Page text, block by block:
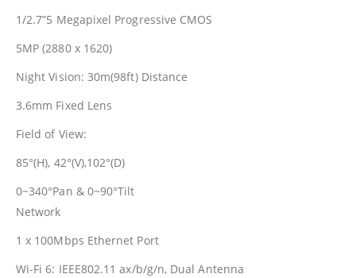
1/2.7”5 Megapixel Progressive CMOS
5MP (2880 x 1620)
Night Vision: 30m(98ft) Distance
3.6mm Fixed Lens
Field of View:
85°(H), 42°(V),102°(D)
0~340°Pan & 0~90°Tilt
Network
1 x 100Mbps Ethernet Port
Wi-Fi 6: IEEE802.11 ax/b/g/n, Dual Antenna